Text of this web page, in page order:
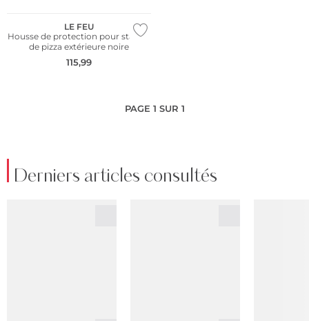
LE FEU
Housse de protection pour station
de pizza extérieure noire
115,99
PAGE 1 SUR 1
Derniers articles consultés